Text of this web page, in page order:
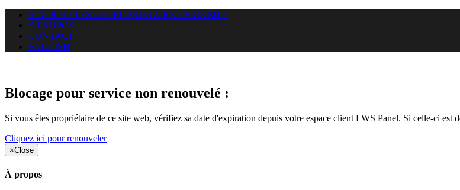
SI VOUS ÊTES LE PROPRIÉTAIRE DE CE SITE
A PROPOS
CONTACT
ENGLISH
Blocage pour service non renouvelé :
Si vous êtes propriétaire de ce site web, vérifiez sa date d'expiration depuis votre espace client LWS Panel. Si celle-ci
Cliquez ici pour renouveler
×Close
À propos